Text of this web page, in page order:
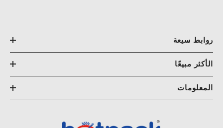
روابط سيعة
الأكثر مبيعًا
المعلومات